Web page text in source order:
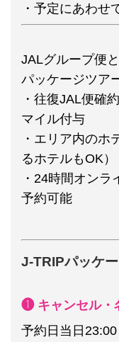
・予定にあわせ
JALグループ便
パッケージツア
・往復JAL便確
マイル付与
・エリア内のホ
るホテルもOK）
・24時間オン
予約可能
J-TRIPパッケ
❶ キャンセル・
予約日当日